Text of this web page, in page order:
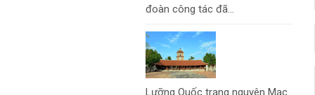
đoàn công tác đã...
Lưỡng Quốc trạng nguyên Mạc